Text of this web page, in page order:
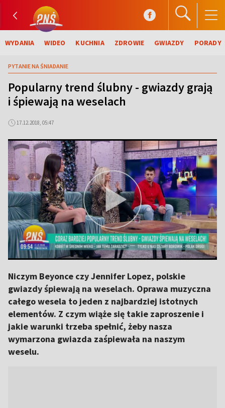
WYDANIA WIDEO KUCHNIA ZDROWIE GWIAZDY PORADY
PYTANIE NA ŚNIADANIE
Popularny trend ślubny - gwiazdy grają
i śpiewają na weselach
17.12.2018, 05:47
Niczym Beyonce czy Jennifer Lopez, polskie
gwiazdy śpiewają na weselach. Oprawa muzyczna
całego wesela to jeden z najbardziej istotnych
elementów. Z czym wiąże się takie zaproszenie i
jakie warunki trzeba spełnić, żeby nasza
wymarzona gwiazda zaśpiewała na naszym
weselu.